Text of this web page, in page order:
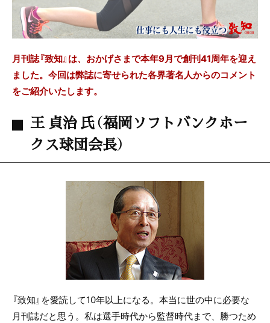
k
月刊誌『致知』は、おかげさまで本年9月で創刊41周年を迎え
ました。今回は弊誌に寄せられた各界著名人からのコメント
をご紹介いたします。
王 貞治 氏（福岡ソフトバンクホー
クス球団会長）
『致知』を愛読して10年以上になる。本当に世の中に必要な
月刊誌だと思う。私は選手時代から監督時代まで、勝つため